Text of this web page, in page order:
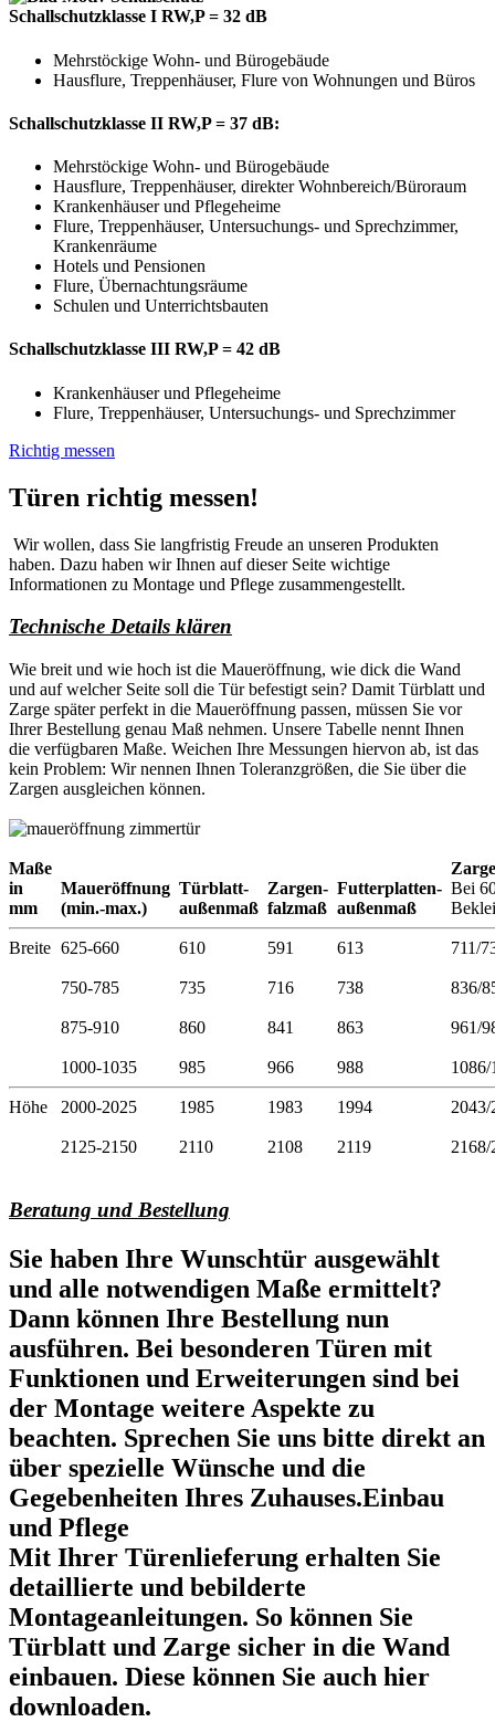
Schallschutzklasse I RW,P = 32 dB
Mehrstöckige Wohn- und Bürogebäude
Hausflure, Treppenhäuser, Flure von Wohnungen und Büros
Schallschutzklasse II RW,P = 37 dB:
Mehrstöckige Wohn- und Bürogebäude
Hausflure, Treppenhäuser, direkter Wohnbereich/Büroraum
Krankenhäuser und Pflegeheime
Flure, Treppenhäuser, Untersuchungs- und Sprechzimmer,
Krankenräume
Hotels und Pensionen
Flure, Übernachtungsräume
Schulen und Unterrichtsbauten
Schallschutzklasse III RW,P = 42 dB
Krankenhäuser und Pflegeheime
Flure, Treppenhäuser, Untersuchungs- und Sprechzimmer
Richtig messen
Türen richtig messen!
Wir wollen, dass Sie langfristig Freude an unseren Produkten
haben. Dazu haben wir Ihnen auf dieser Seite wichtige
Informationen zu Montage und Pflege zusammengestellt.
Technische Details klären
Wie breit und wie hoch ist die Maueröffnung, wie dick die Wand
und auf welcher Seite soll die Tür befestigt sein? Damit Türblatt und
Zarge später perfekt in die Maueröffnung passen, müssen Sie vor
Ihrer Bestellung genau Maß nehmen. Unsere Tabelle nennt Ihnen
die verfügbaren Maße. Weichen Ihre Messungen hiervon ab, ist das
kein Problem: Wir nennen Ihnen Toleranzgrößen, die Sie über die
Zargen ausgleichen können.
Maße
in
mm
Maueröffnung
(min.-max.)
Türblatt-
außenmaß
Zargen-
falzmaß
Futterplatten-
außenmaß
Bei
Breite 625-660 610 591 613 711/
750-785 735 716 738 836/
875-910 860 841 863 961/
1000-1035 985 966 988 1086/
Höhe 2000-2025 1985 1983 1994 2043/
2125-2150 2110 2108 2119 2168/
Beratung und Bestellung
Sie haben Ihre Wunschtür ausgewählt
und alle notwendigen Maße ermittelt?
Dann können Ihre Bestellung nun
ausführen. Bei besonderen Türen mit
Funktionen und Erweiterungen sind bei
der Montage weitere Aspekte zu
beachten. Sprechen Sie uns bitte direkt an
über spezielle Wünsche und die
Gegebenheiten Ihres Zuhauses.Einbau
und Pflege
Mit Ihrer Türenlieferung erhalten Sie
detaillierte und bebilderte
Montageanleitungen. So können Sie
Türblatt und Zarge sicher in die Wand
einbauen. Diese können Sie auch hier
downloaden.